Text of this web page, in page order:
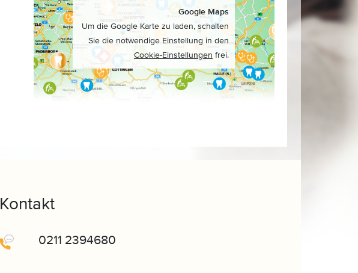
Google Maps
Um die Google Karte zu laden, schalten
Sie die notwendige Einstellung in den
Cookie-Einstellungen frei.
Kontakt
0211 2394680